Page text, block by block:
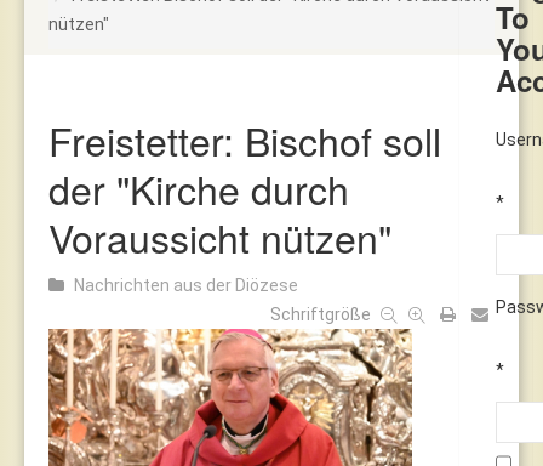
To
*
*
nützen"
Freistetter: Bischof soll
der "Kirche durch
Voraussicht nützen"
Nachrichten aus der Diözese
Schriftgröße